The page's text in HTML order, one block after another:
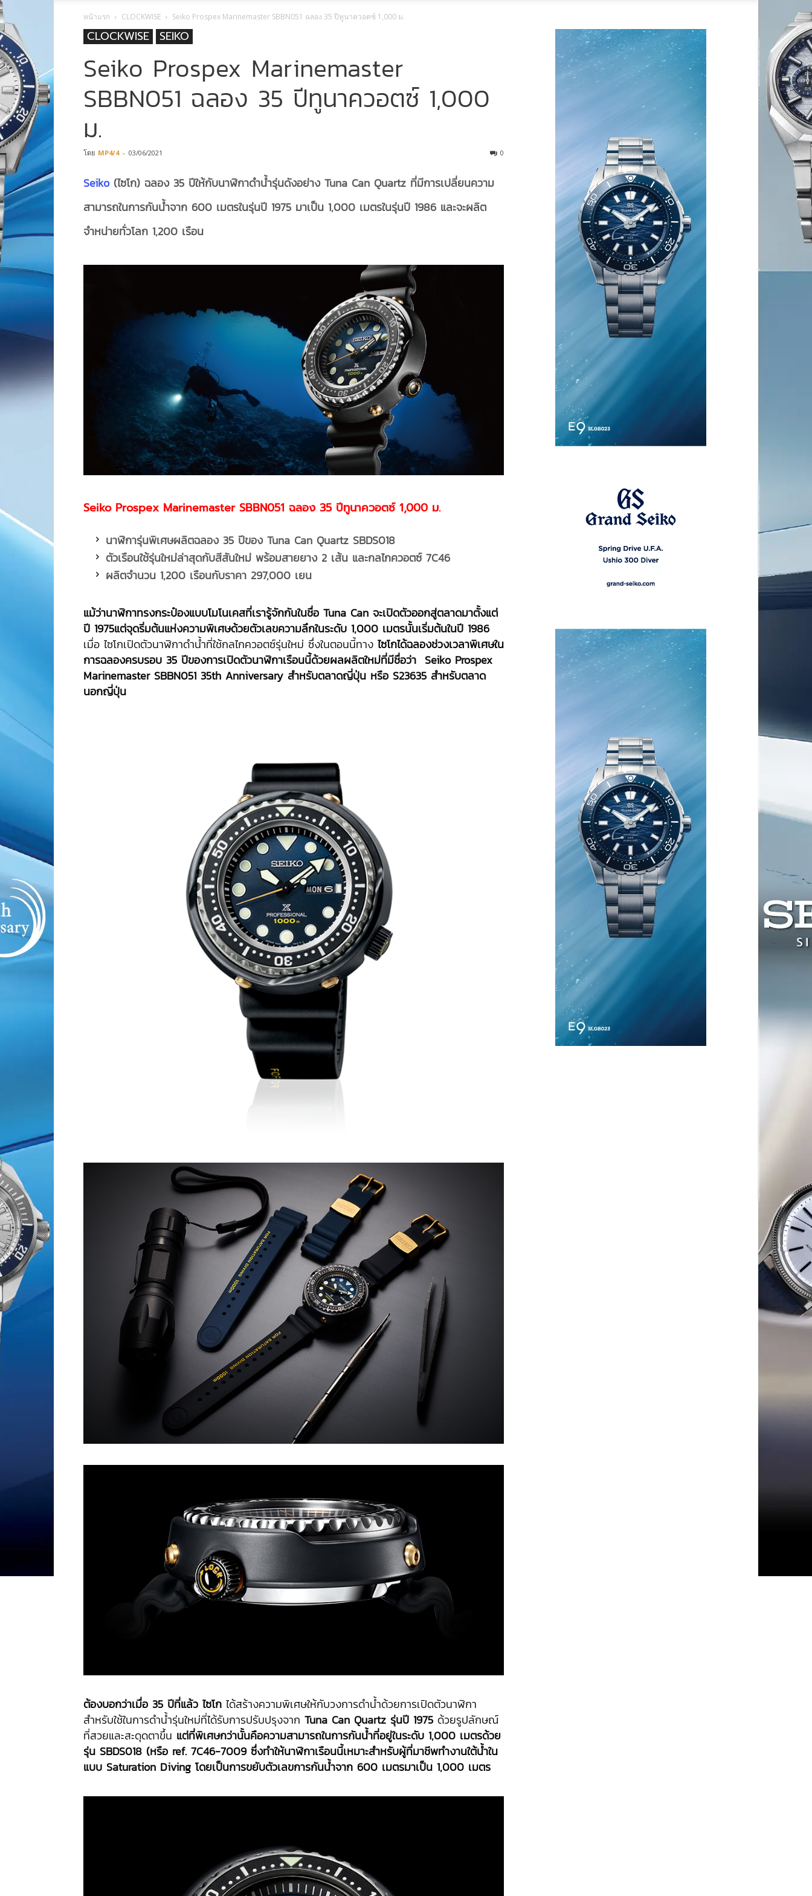
หน้าแรก CLOCKWISE Seiko Prospex Marinemaster SBBN051 ฉลอง 35 ปีทูนาควอตซ์ 1,000 ม.
CLOCKWISE SEIKO
Seiko Prospex Marinemaster
SBBN051 ฉลอง 35 ปีทูนาควอตซ์ 1,000
ม.
โดย MP4/4 - 03/06/2021 0
Seiko(ไซโก) ฉลอง 35 ปีให้กับนาฬิกาดำน้ำรุ่นดังอย่าง Tuna Can Quartz ที่มีการเปลี่ยนความ
สามารถในการกันน้ำจาก 600 เมตรในรุ่นปี 1975 มาเป็น 1,000 เมตรในรุ่นปี 1986 และจะผลิต
จำหน่ายทั่วโลก 1,200 เรือน
Seiko Prospex Marinemaster SBBN051 ฉลอง 35 ปีทูนาควอตซ์ 1,000 ม.
นาฬิการุ่นพิเศษผลิตฉลอง 35 ปีของ Tuna Can Quartz SBDS018
ตัวเรือนใช้รุ่นใหม่ล่าสุดกับสีสันใหม่ พร้อมสายยาง 2 เส้น และกลไกควอตซ์ 7C46
ผลิตจำนวน 1,200 เรือนกับราคา 297,000 เยน
แม้ว่านาฬิกาทรงกระป๋องแบบโมโนเคสที่เรารู้จักกันในชื่อ Tuna Can จะเปิดตัวออกสู่ตลาดมาตั้งแต่
ปี 1975แต่จุดริ่มต้นแห่งความพิเศษด้วยตัวเลขความลึกในระดับ 1,000 เมตรนั้นเริ่มต้นในปี 1986
เมื่อ ไซโกเปิดตัวนาฬิกาดำน้ำที่ใช้กลไกควอตซ์รุ่นใหม่ ซึ่งในตอนนี้ทาง ไซโกได้ฉลองช่วงเวลาพิเศษใน
การฉลองครบรอบ 35 ปีของการเปิดตัวนาฬิกาเรือนนี้ด้วยผลผลิตใหม่ที่มีชื่อว่า Seiko Prospex
Marinemaster SBBN051 35th Anniversary สำหรับตลาดญี่ปุ่น หรือ S23635 สำหรับตลาด
นอกญี่ปุ่น
ต้องบอกว่าเมื่อ 35 ปีที่แล้ว ไซโก ได้สร้างความพิเศษให้กับวงการดำน้ำด้วยการเปิดตัวนาฬิกา
สำหรับใช้ในการดำน้ำรุ่นใหม่ที่ได้รับการปรับปรุงจาก Tuna Can Quartz รุ่นปี 1975 ด้วยรูปลักษณ์
ที่สวยและสะดุดตาขึ้น แต่ที่พิเศษกว่านั้นคือความสามารถในการกันน้ำที่อยู่ในระดับ 1,000 เมตรด้วย
รุ่น SBDS018 (หรือ ref. 7C46-7009 ซึ่งทำให้นาฬิกาเรือนนี้เหมาะสำหรับผู้ที่มาชีพทำงานใต้น้ำใน
แบบ Saturation Diving โดยเป็นการขยับตัวเลขการกันน้ำจาก 600 เมตรมาเป็น 1,000 เมตร